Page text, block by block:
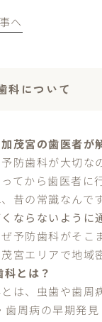
へ
科について
加茂宮の歯医者が
防歯科が大切な
ってから歯医者
昔の常識なんです
ならないように
予防歯科がそこ
宮エリアで地域
とは？
は、虫歯や歯周
歯周病の早期発見